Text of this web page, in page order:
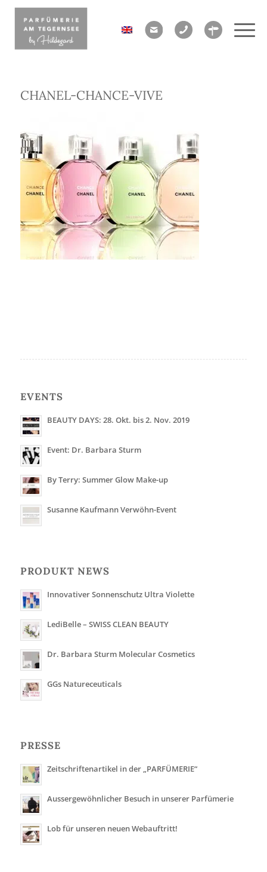
CHANEL-CHANCE-VIVE
EVENTS
BEAUTY DAYS: 28. Okt. bis 2. Nov. 2019
Event: Dr. Barbara Sturm
By Terry: Summer Glow Make-up
Susanne Kaufmann Verwöhn-Event
PRODUKT NEWS
Innovativer Sonnenschutz Ultra Violette
LediBelle – SWISS CLEAN BEAUTY
Dr. Barbara Sturm Molecular Cosmetics
GGs Natureceuticals
PRESSE
Zeitschriftenartikel in der „PARFÜMERIE“
Aussergewöhnlicher Besuch in unserer Parfümerie
Lob für unseren neuen Webauftritt!